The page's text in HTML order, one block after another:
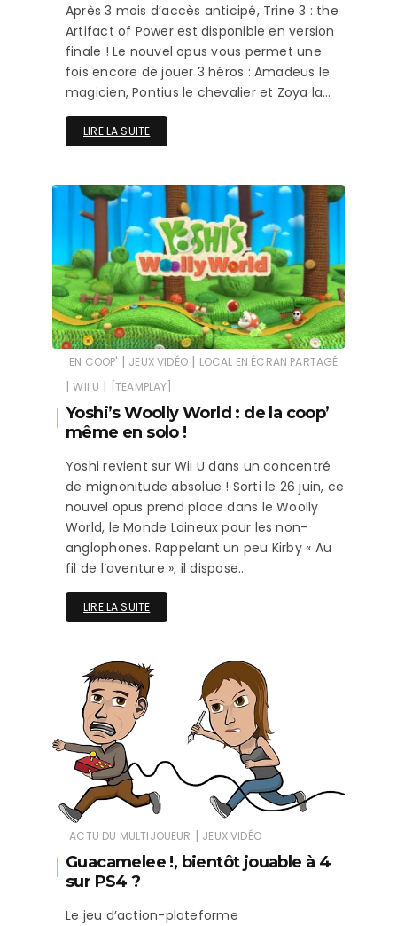
Après 3 mois d’accès anticipé, Trine 3 : the
Artifact of Power est disponible en version
finale ! Le nouvel opus vous permet une
fois encore de jouer 3 héros : Amadeus le
magicien, Pontius le chevalier et Zoya la…
LIRE LA SUITE
EN COOP' | JEUX VIDÉO | LOCAL EN ÉCRAN PARTAGÉ
| WII U | [TEAMPLAY]
Yoshi’s Woolly World : de la coop’
même en solo !
Yoshi revient sur Wii U dans un concentré
de mignonitude absolue ! Sorti le 26 juin, ce
nouvel opus prend place dans le Woolly
World, le Monde Laineux pour les non-
anglophones. Rappelant un peu Kirby « Au
fil de l’aventure », il dispose…
LIRE LA SUITE
ACTU DU MULTIJOUEUR | JEUX VIDÉO
Guacamelee !, bientôt jouable à 4
sur PS4 ?
Le jeu d’action-plateforme